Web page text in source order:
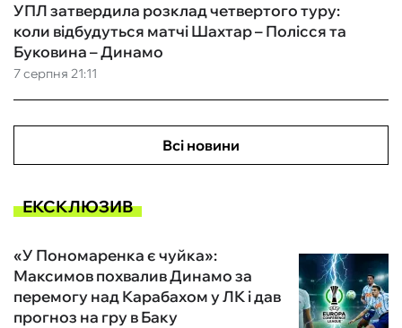
7 серпня 21:11
УПЛ затвердила розклад четвертого туру:
коли відбудуться матчі Шахтар – Полісся та
Буковина – Динамо
Всі новини
ЕКСКЛЮЗИВ
«У Пономаренка є чуйка»:
Максимов похвалив Динамо за
перемогу над Карабахом у ЛК і дав
прогноз на гру в Баку